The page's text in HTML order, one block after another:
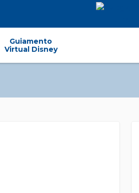
Guiamento
Virtual Disney